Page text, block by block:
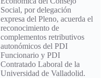
Social, por delegación
expresa del Pleno, acuerda el
reconocimiento de
complementos retributivos
autonómicos del PDI
Funcionario y PDI
Contratado Laboral de la
Universidad de Valladolid.